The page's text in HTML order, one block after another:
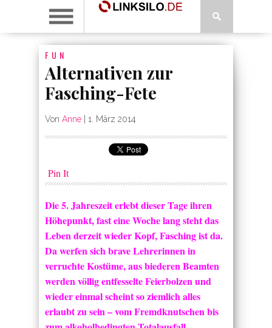
FUN
Alternativen zur
Fasching-Fete
Von Anne 1. März 2014
Pin It
Die 5. Jahreszeit erlebt dieser Tage ihren
Höhepunkt, fast eine Woche lang steht das
Leben derzeit wieder Kopf, Fasching ist da.
Da werfen sich brave Lehrerinnen in
verruchte Kostüme, aus biederen Beamten
werden völlig entfesselte Feierbolzen und
wieder einmal scheint so ziemlich alles
erlaubt zu sein – vom Fremdknutschen bis